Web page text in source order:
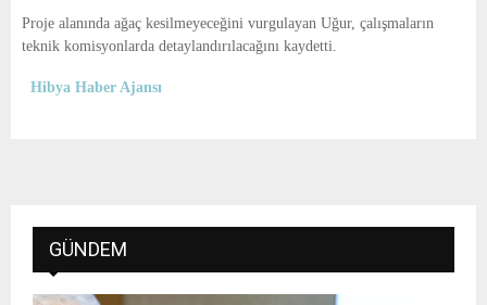
Proje alanında ağaç kesilmeyeceğini vurgulayan Uğur, çalışmaların
teknik komisyonlarda detaylandırılacağını kaydetti.
Hibya Haber Ajansı
GÜNDEM